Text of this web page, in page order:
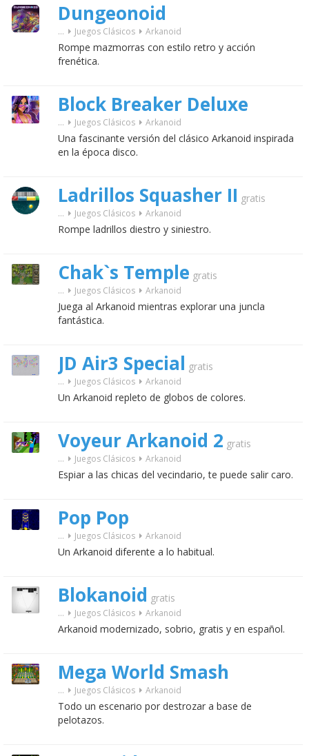
Dungeonoid
... Juegos Clásicos Arkanoid
Rompe mazmorras con estilo retro y acción
frenética.
Block Breaker Deluxe
... Juegos Clásicos Arkanoid
Una fascinante versión del clásico Arkanoid inspirada
en la época disco.
Ladrillos Squasher II gratis
... Juegos Clásicos Arkanoid
Rompe ladrillos diestro y siniestro.
Chak`s Temple gratis
... Juegos Clásicos Arkanoid
Juega al Arkanoid mientras explorar una juncla
fantástica.
JD Air3 Special gratis
... Juegos Clásicos Arkanoid
Un Arkanoid repleto de globos de colores.
Voyeur Arkanoid 2 gratis
... Juegos Clásicos Arkanoid
Espiar a las chicas del vecindario, te puede salir caro.
Pop Pop
... Juegos Clásicos Arkanoid
Un Arkanoid diferente a lo habitual.
Blokanoid gratis
... Juegos Clásicos Arkanoid
Arkanoid modernizado, sobrio, gratis y en español.
Mega World Smash
... Juegos Clásicos Arkanoid
Todo un escenario por destrozar a base de
pelotazos.